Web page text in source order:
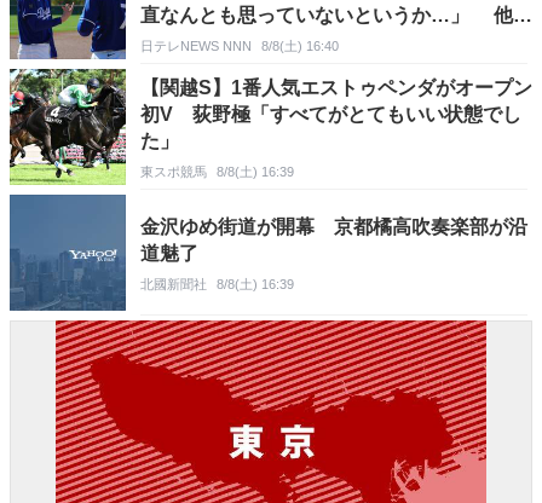
直なんとも思っていないというか…」 他を
気にする余裕はなし パフォーマンス発揮し
日テレNEWS NNN 8/8(土) 16:40
【関越S】1番人気エストゥペンダがオープン
初V 荻野極「すべてがとてもいい状態でし
た」
東スポ競馬 8/8(土) 16:39
金沢ゆめ街道が開幕 京都橘高吹奏楽部が沿
道魅了
北國新聞社 8/8(土) 16:39